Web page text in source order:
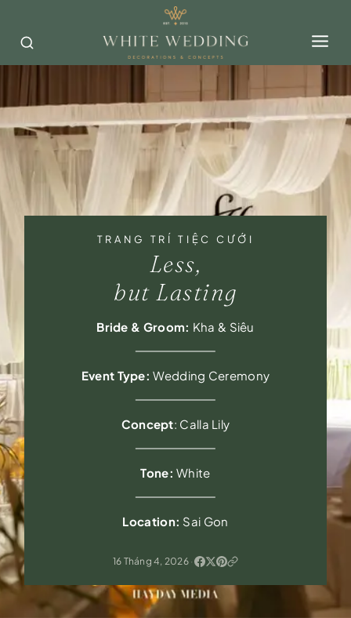
content
TRANG TRÍ TIỆC CƯỚI
Less,
but Lasting
Bride & Groom: Kha & Siêu
Event Type: Wedding Ceremony
Concept: Calla Lily
Tone: White
Location: Sai Gon
16 Tháng 4, 2026 ·